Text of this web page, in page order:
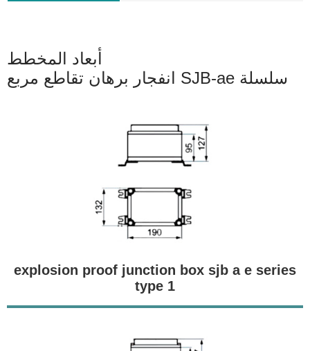
أبعاد المخطط
انفجار برهان تقاطع مربع SJB-ae سلسلة
explosion proof junction box sjb a e series
type 1